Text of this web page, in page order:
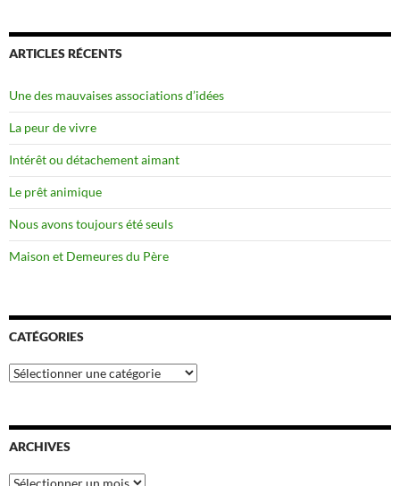
ARTICLES RÉCENTS
Une des mauvaises associations d’idées
La peur de vivre
Intérêt ou détachement aimant
Le prêt animique
Nous avons toujours été seuls
Maison et Demeures du Père
CATÉGORIES
Catégories
ARCHIVES
Archives